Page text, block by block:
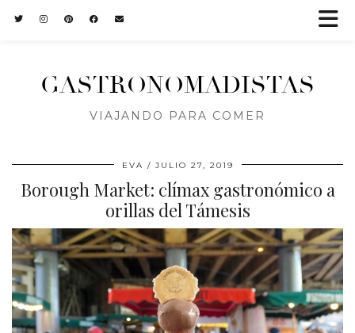
GASTRONOMADISTAS
VIAJANDO PARA COMER
EVA JULIO 27, 2019
Borough Market: clímax gastronómico a
orillas del Támesis